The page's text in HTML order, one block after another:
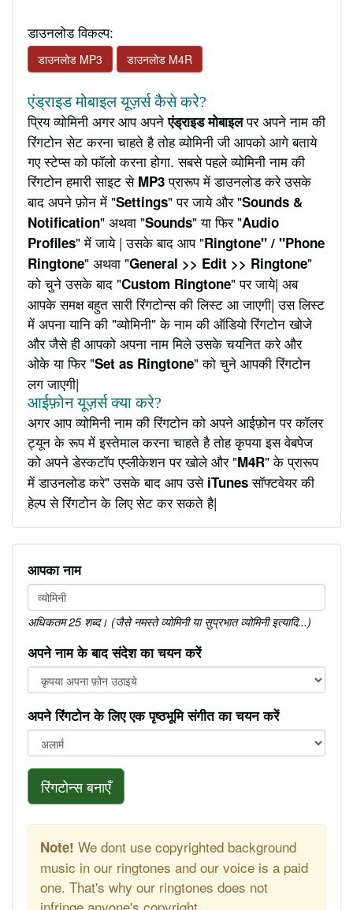
डाउनलोड विकल्प:
डाउनलोड MP3 डाउनलोड M4R
एंड्राइड मोबाइल यूज़र्स कैसे करे?
प्रिय व्योमिनी अगर आप अपनेएंड्राइड मोबाइलपर अपने नाम की
रिंगटोन सेट करना चाहते है तोह व्योमिनी जी आपको आगे बताये
गए स्टेप्स को फॉलो करना होगा. सबसे पहले व्योमिनी नाम की
रिंगटोन हमारी साइट से MP3प्रारूप में डाउनलोड करे उसके
बाद अपने फ़ोन में "Settings" पर जाये और "Sounds &
Notification" अथवा "Sounds" या फिर "Audio
Profiles" में जाये | उसके बाद आप "Ringtone" / "Phone
Ringtone" अथवा "General >> Edit >> Ringtone"
को चुने उसके बाद "Custom Ringtone" पर जाये| अब
आपके समक्ष बहुत सारी रिंगटोन्स की लिस्ट आ जाएगी| उस लिस्ट
में अपना यानि की "व्योमिनी" के नाम की ऑडियो रिंगटोन खोजे
और जैसे ही आपको अपना नाम मिले उसके चयनित करे और
ओके या फिर "Set as Ringtone" को चुने आपकी रिंगटोन
लग जाएगी|
आईफ़ोन यूज़र्स क्या करे?
अगर आप व्योमिनी नाम की रिंगटोन को अपने आईफ़ोन पर कॉलर
ट्यून के रूप में इस्तेमाल करना चाहते है तोह कृपया इस वेबपेज
को अपने डेस्कटॉप एप्लीकेशन पर खोले और "M4R" के प्रारूप
में डाउनलोड करे" उसके बाद आप उसे iTunesसॉफ्टवेयर की
हेल्प से रिंगटोन के लिए सेट कर सकते है|
आपका नाम
अधिकतम 25 शब्द। (जैसे नमस्ते व्योमिनी या सुप्रभात व्योमिनी इत्यादि...)
अपने नाम के बाद संदेश का चयन करें
अपने रिंगटोन के लिए एक पृष्ठभूमि संगीत का चयन करें
रिंगटोन्स बनाएँ
Note! We dont use copyrighted background
music in our ringtones and our voice is a paid
one. That's why our ringtones does not
infringe anyone's copyright.